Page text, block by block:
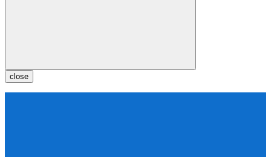
close